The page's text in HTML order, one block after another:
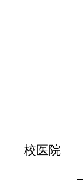
校医院